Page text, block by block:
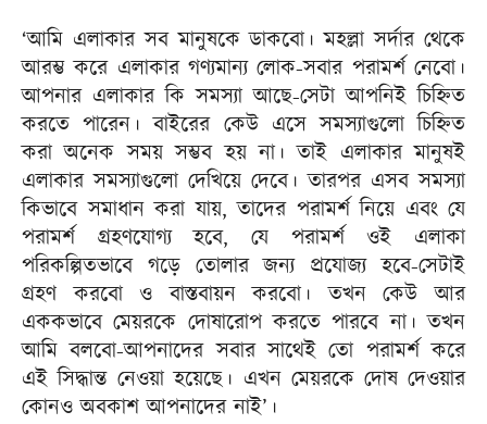
‘আমি এলাকার সব মানুষকে ডাকবো। মহল্লা সর্দার থেকে
আরম্ভ করে এলাকার গণ্যমান্য লোক-সবার পরামর্শ নেবো।
আপনার এলাকার কি সমস্যা আছে-সেটা আপনিই চিহ্নিত
করতে পারেন। বাইরের কেউ এসে সমস্যাগুলো চিহ্নিত
করা অনেক সময় সম্ভব হয় না। তাই এলাকার মানুষই
এলাকার সমস্যাগুলো দেখিয়ে দেবে। তারপর এসব সমস্যা
কিভাবে সমাধান করা যায়, তাদের পরামর্শ নিয়ে এবং যে
পরামর্শ গ্রহণযোগ্য হবে, যে পরামর্শ ওই এলাকা
পরিকল্পিতভাবে গড়ে তোলার জন্য প্রযোজ্য হবে-সেটাই
গ্রহণ করবো ও বাস্তবায়ন করবো। তখন কেউ আর
এককভাবে মেয়রকে দোষারোপ করতে পারবে না। তখন
আমি বলবো-আপনাদের সবার সাথেই তো পরামর্শ করে
এই সিদ্ধান্ত নেওয়া হয়েছে। এখন মেয়রকে দোষ দেওয়ার
কোনও অবকাশ আপনাদের নাই’।